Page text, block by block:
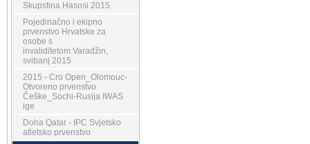
Skupstina Hasosi 2015
Pojedinačno i ekipno
prvenstvo Hrvatske za
osobe s
invaliditetom.Varadžin,
svibanj 2015
2015 - Cro Open_Olomouc-
Otvoreno prvenstvo
Češke_Sochi-Rusija IWAS
ige
Doha Qatar - IPC Svjetsko
atletsko prvenstvo